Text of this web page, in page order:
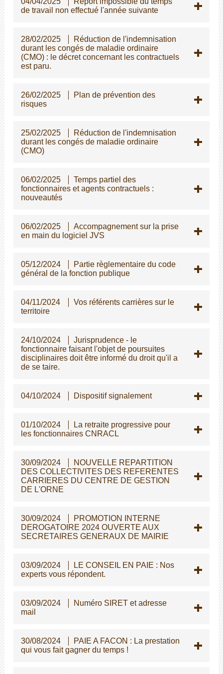
de travail non effectué l'année suivante
28/02/2025
Réduction de l'indemnisation
durant les congés de maladie ordinaire
(CMO) : le décret concernant les contractuels
est paru.
26/02/2025
Plan de prévention des
risques
25/02/2025
Réduction de l'indemnisation
durant les congés de maladie ordinaire
(CMO)
06/02/2025
Temps partiel des
fonctionnaires et agents contractuels :
nouveautés
06/02/2025
Accompagnement sur la prise
en main du logiciel JVS
05/12/2024
Partie règlementaire du code
général de la fonction publique
04/11/2024
Vos référents carrières sur le
territoire
24/10/2024
Jurisprudence - le
fonctionnaire faisant l'objet de poursuites
disciplinaires doit être informé du droit qu'il a
de se taire.
04/10/2024 Dispositif signalement
01/10/2024
La retraite progressive pour
les fonctionnaires CNRACL
30/09/2024
NOUVELLE REPARTITION
DES COLLECTIVITES DES REFERENTES
CARRIERES DU CENTRE DE GESTION
DE L'ORNE
30/09/2024
PROMOTION INTERNE
DEROGATOIRE 2024 OUVERTE AUX
SECRETAIRES GENERAUX DE MAIRIE
03/09/2024
LE CONSEIL EN PAIE : Nos
experts vous répondent.
03/09/2024
Numéro SIRET et adresse
mail
30/08/2024
PAIE A FACON : La prestation
qui vous fait gagner du temps !